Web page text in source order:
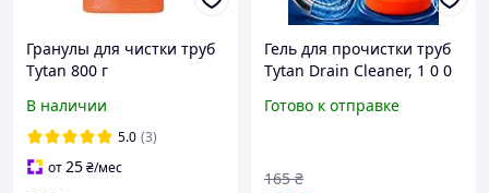
Гранулы для чистки труб
Tytan 800 г
В наличии
5.0 (3)
от25₴/мес
Гель для прочистки труб
Tytan Drain Cleaner, 1 0 0
Готово к отправке
165 ₴